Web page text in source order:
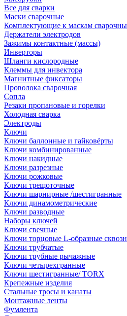
Все для сварки
Маски сварочные
Комплектующие к маскам
Держатели электродов
Зажимы контактные (массы)
Инверторы
Шланги кислородные
Клеммы для инвектора
Магнитные фиксаторы
Проволока сварочная
Сопла
Резаки пропановые и горелки
Холодная сварка
Электроды
Ключи
Ключи баллонные и гайковёрты
Ключи комбинированные
Ключи накидные
Ключи разрезные
Ключи рожковые
Ключи трещоточные
Ключи шарнирные /шестигранные
Ключи динамометрические
Ключи разводные
Наборы ключей
Ключи свечные
Ключи торцовые L-образные
Ключи трубчатые
Ключи трубные рычажные
Ключи четырехгранные
Ключи шестигранные/ TORX
Крепежные изделия
Стальные тросы и канаты
Монтажные ленты
Фумлента